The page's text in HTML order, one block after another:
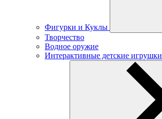
Фигурки и Куклы
Творчество
Водное оружие
Интерактивные детские игрушки